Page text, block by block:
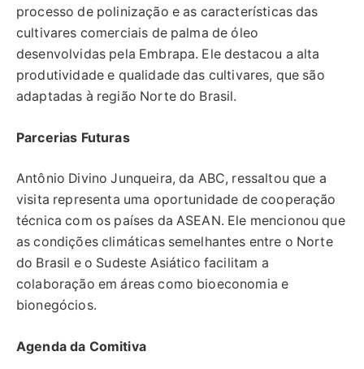
processo de polinização e as características das
cultivares comerciais de palma de óleo
desenvolvidas pela Embrapa. Ele destacou a alta
produtividade e qualidade das cultivares, que são
adaptadas à região Norte do Brasil.
Parcerias Futuras
Antônio Divino Junqueira, da ABC, ressaltou que a
visita representa uma oportunidade de cooperação
técnica com os países da ASEAN. Ele mencionou que
as condições climáticas semelhantes entre o Norte
do Brasil e o Sudeste Asiático facilitam a
colaboração em áreas como bioeconomia e
bionegócios.
Agenda da Comitiva